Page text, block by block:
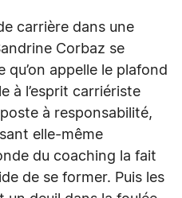
carrière dans une
Corbaz se
appelle le plafond
à l’esprit carriériste
à responsabilité,
elle-même
du coaching la fait
de se former. Puis les